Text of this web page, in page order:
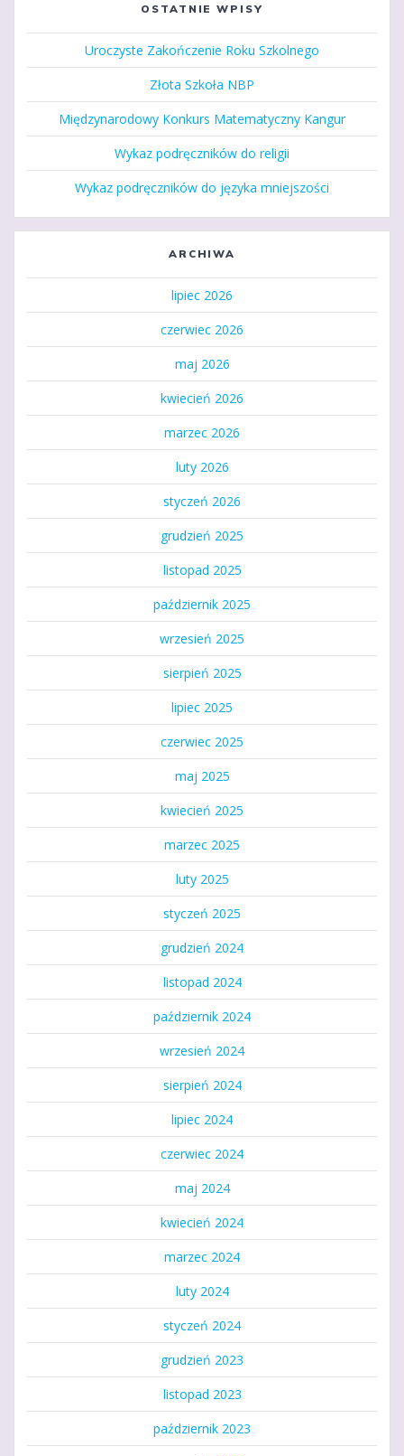
OSTATNIE WPISY
Uroczyste Zakończenie Roku Szkolnego
Złota Szkoła NBP
Międzynarodowy Konkurs Matematyczny Kangur
Wykaz podręczników do religii
Wykaz podręczników do języka mniejszości
ARCHIWA
lipiec 2026
czerwiec 2026
maj 2026
kwiecień 2026
marzec 2026
luty 2026
styczeń 2026
grudzień 2025
listopad 2025
październik 2025
wrzesień 2025
sierpień 2025
lipiec 2025
czerwiec 2025
maj 2025
kwiecień 2025
marzec 2025
luty 2025
styczeń 2025
grudzień 2024
listopad 2024
październik 2024
wrzesień 2024
sierpień 2024
lipiec 2024
czerwiec 2024
maj 2024
kwiecień 2024
marzec 2024
luty 2024
styczeń 2024
grudzień 2023
listopad 2023
październik 2023